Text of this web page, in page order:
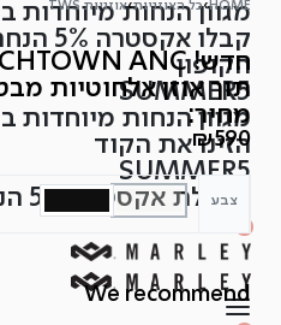
Skip
content
מגוון הנחות
קבלו
הקופון
SUMMER5
מגוון הנחות
הזינו את הקוד
SUMMER5
לקבלת אקסטרה 5% הנחה (כולל כפל מבצעים)
SEARCH
OPEN
OPEN
ACCOUNT
DETAILS
OPEN
CART
HOME
›כל האוזניות›אוזניות TWS
תוך אוזן אלחוטיות
מחיר:
₪590
צבע
We recommend